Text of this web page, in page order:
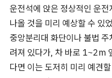
운전석에 앉은 정상적인 운
나올 것을 미리 예상할 수 있
중앙분리대 화단이나 불법
려져 있다가, 차 바로 1~2m
다면 이는 도저히 미리 예견